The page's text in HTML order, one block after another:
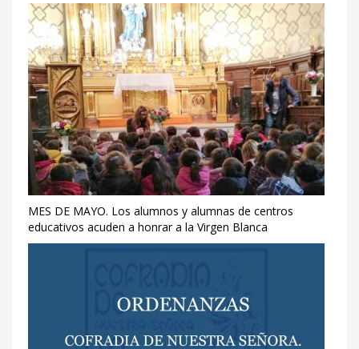
MES DE MAYO. Los alumnos y alumnas de centros
educativos acuden a honrar a la Virgen Blanca